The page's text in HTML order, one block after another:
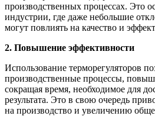
производственных процессах. Это
индустрии, где даже небольшие
могут повлиять на качество и
2. Повышение эффективности
Использование терморегуляторов
производственные процессы,
сокращая время, необходимое для
результата. Это в свою очередь
на производство и увеличению